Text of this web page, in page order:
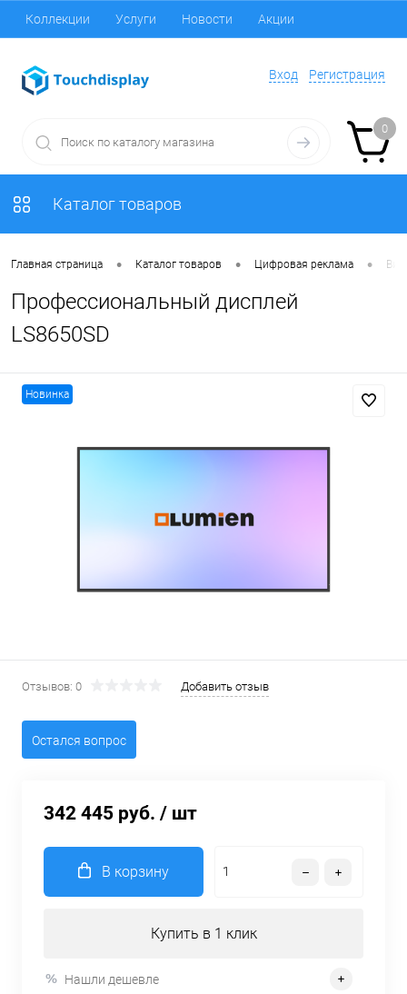
Коллекции Услуги Новости Акции
Вход Регистрация
0
Каталог товаров
Главная страница • Каталог товаров • Цифровая реклама •
Профессиональный дисплей
LS8650SD
Новинка
Отзывов: 0 Добавить отзыв
Остался вопрос
342 445 руб. / шт
В корзину
Купить в 1 клик
Нашли дешевле